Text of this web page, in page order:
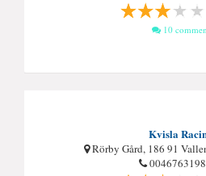
10
Kvisla
Rörby Gård, 186 91